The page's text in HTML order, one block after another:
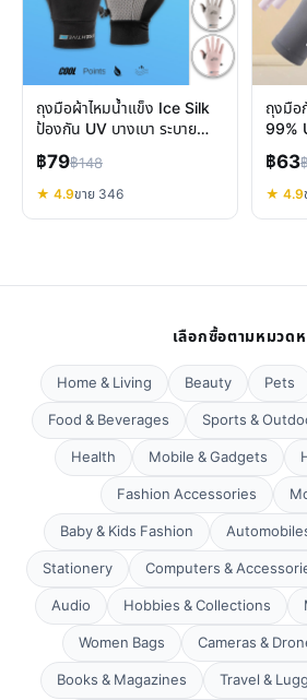
ถุงมือผ้าไหมน้ำแข็ง Ice Silk
ป้องกัน UV บางเบา ระบาย
อากาศ ขับรถ ตกปลา
฿79฿148
★ 4.9ขาย 346
ถุงมือ
99%
และกิ
฿63
★ 4.9
เลือกซื้อตามหมวด
Home & Living Beauty Pets
Food & Beverages
Sports &
Health
Mobile & Gadgets
Fashion Accessories
Baby & Kids Fashion
Stationery
Computers &
Audio
Hobbies & Collections
Women Bags
Cameras &
Books & Magazines
Travel &